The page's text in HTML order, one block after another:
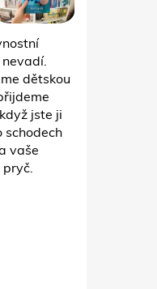
dětskou
jste ji
schodech
vaše
pryč.